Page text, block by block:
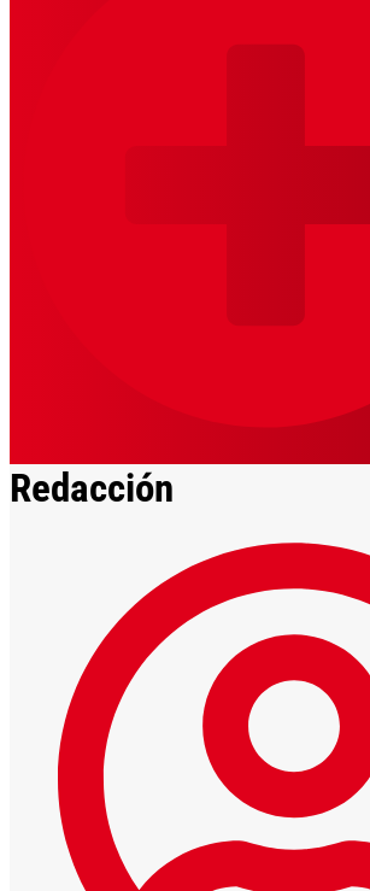
Redacción